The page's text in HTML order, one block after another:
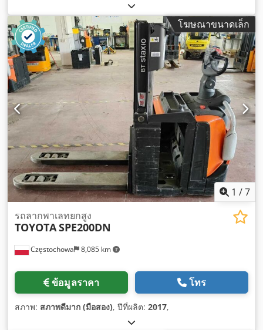
โฆษณาขนาดเล็ก
1 /7
Częstochowa 8,085 km
รถลากพาเลทยกสูง
TOYOTASPE200DN
ข้อมูลราคา โทร
สภาพ: สภาพดีมาก (มือสอง), ปีที่ผลิต: 2017,